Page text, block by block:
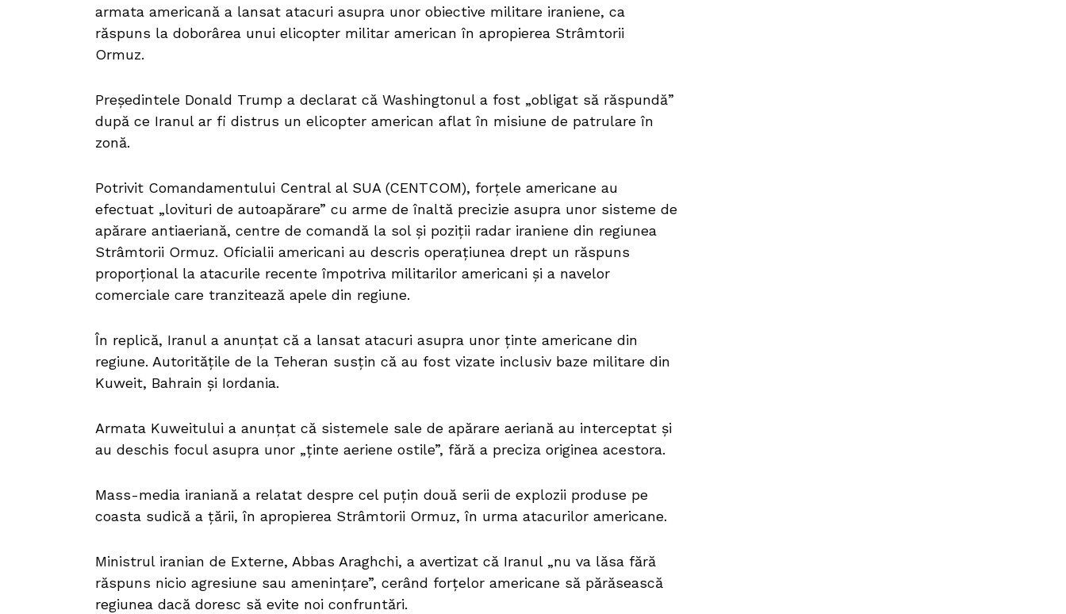
armata americană a lansat atacuri asupra unor obiective militare iraniene, ca
răspuns la doborârea unui elicopter militar american în apropierea Strâmtorii
Ormuz.
Președintele Donald Trump a declarat că Washingtonul a fost „obligat să răspundă”
după ce Iranul ar fi distrus un elicopter american aflat în misiune de patrulare în
zonă.
Potrivit Comandamentului Central al SUA (CENTCOM), forțele americane au
efectuat „lovituri de autoapărare” cu arme de înaltă precizie asupra unor sisteme de
apărare antiaeriană, centre de comandă la sol și poziții radar iraniene din regiunea
Strâmtorii Ormuz. Oficialii americani au descris operațiunea drept un răspuns
proporțional la atacurile recente împotriva militarilor americani și a navelor
comerciale care tranzitează apele din regiune.
În replică, Iranul a anunțat că a lansat atacuri asupra unor ținte americane din
regiune. Autoritățile de la Teheran susțin că au fost vizate inclusiv baze militare din
Kuweit, Bahrain și Iordania.
Armata Kuweitului a anunțat că sistemele sale de apărare aeriană au interceptat și
au deschis focul asupra unor „ținte aeriene ostile”, fără a preciza originea acestora.
Mass-media iraniană a relatat despre cel puțin două serii de explozii produse pe
coasta sudică a țării, în apropierea Strâmtorii Ormuz, în urma atacurilor americane.
Ministrul iranian de Externe, Abbas Araghchi, a avertizat că Iranul „nu va lăsa fără
răspuns nicio agresiune sau amenințare”, cerând forțelor americane să părăsească
regiunea dacă doresc să evite noi confruntări.